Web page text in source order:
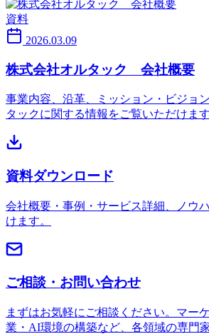
資料
2026.03.09
株式会社オルタック 会社概要
事業内容、沿革、ミッション・ビジョ
タックに関する情報をご覧いただけます
資料ダウンロード
会社概要・事例・サービス詳細、ノウ
けます。
ご相談・お問い合わせ
まずはお気軽にご相談ください。マー
業・AI環境の構築など、各領域の専門